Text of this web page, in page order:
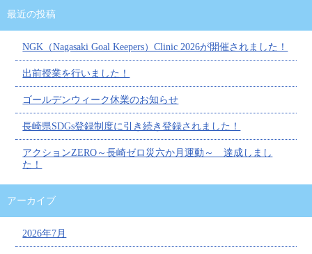
最近の投稿
NGK（Nagasaki Goal Keepers）Clinic 2026が開催されました！
出前授業を行いました！
ゴールデンウィーク休業のお知らせ
長崎県SDGs登録制度に引き続き登録されました！
アクションZERO～長崎ゼロ災六か月運動～ 達成しまし
た！
アーカイブ
2026年7月